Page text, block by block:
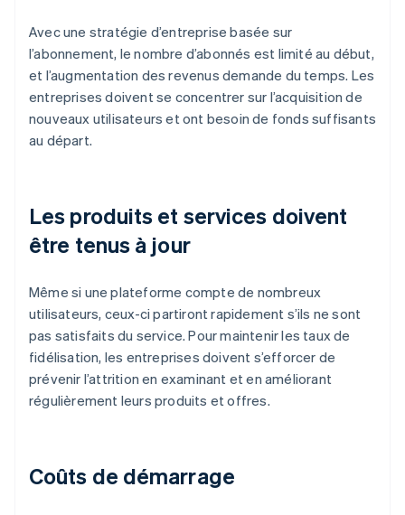
Avec une stratégie d’entreprise basée sur
l’abonnement, le nombre d’abonnés est limité au début,
et l’augmentation des revenus demande du temps. Les
entreprises doivent se concentrer sur l’acquisition de
nouveaux utilisateurs et ont besoin de fonds suffisants
au départ.
Les produits et services doivent
être tenus à jour
Même si une plateforme compte de nombreux
utilisateurs, ceux-ci partiront rapidement s’ils ne sont
pas satisfaits du service. Pour maintenir les taux de
fidélisation, les entreprises doivent s’efforcer de
prévenir l’attrition en examinant et en améliorant
régulièrement leurs produits et offres.
Coûts de démarrage